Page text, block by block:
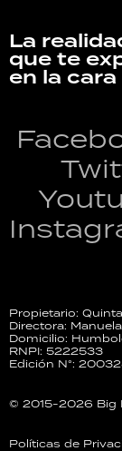
La
que te
en la cara
Propietario:
Directora:
Domicilio:
RNPI: 5222533
Edición N°:
© 2015-2026 Big
Políticas de